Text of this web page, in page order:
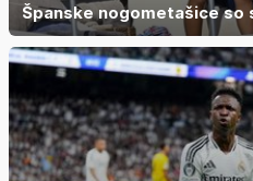
Španske nogometašice